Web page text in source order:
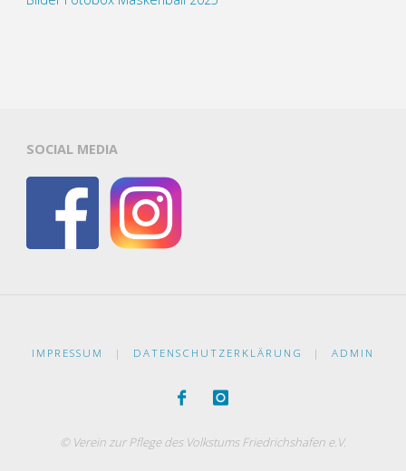
SOCIAL MEDIA
IMPRESSUM | DATENSCHUTZERKLÄRUNG | ADMIN
© Verein zur Pflege des Volkstums Friedrichshafen e.V.